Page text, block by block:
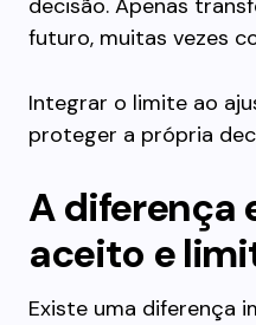
decisão. Apenas
futuro, muitas vezes
Integrar o limite ao
proteger a própria
A diferença
aceito e
Existe uma diferença